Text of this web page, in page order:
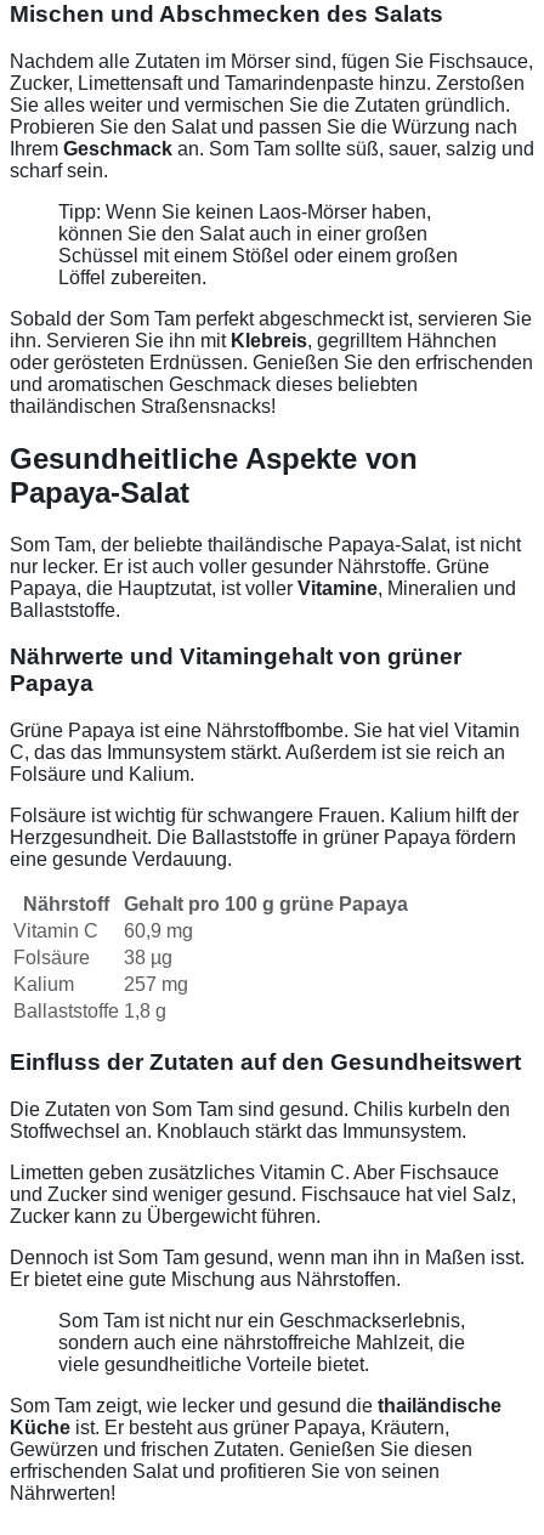
Mischen und Abschmecken des Salats
Nachdem alle Zutaten im Mörser sind, fügen Sie Fischsauce,
Zucker, Limettensaft und Tamarindenpaste hinzu. Zerstoßen
Sie alles weiter und vermischen Sie die Zutaten gründlich.
Probieren Sie den Salat und passen Sie die Würzung nach
Ihrem Geschmack an. Som Tam sollte süß, sauer, salzig und
scharf sein.
Tipp: Wenn Sie keinen Laos-Mörser haben,
können Sie den Salat auch in einer großen
Schüssel mit einem Stößel oder einem großen
Löffel zubereiten.
Sobald der Som Tam perfekt abgeschmeckt ist, servieren Sie
ihn. Servieren Sie ihn mit Klebreis, gegrilltem Hähnchen
oder gerösteten Erdnüssen. Genießen Sie den erfrischenden
und aromatischen Geschmack dieses beliebten
thailändischen Straßensnacks!
Gesundheitliche Aspekte von
Papaya-Salat
Som Tam, der beliebte thailändische Papaya-Salat, ist nicht
nur lecker. Er ist auch voller gesunder Nährstoffe. Grüne
Papaya, die Hauptzutat, ist voller Vitamine, Mineralien und
Ballaststoffe.
Nährwerte und Vitamingehalt von grüner
Papaya
Grüne Papaya ist eine Nährstoffbombe. Sie hat viel Vitamin
C, das das Immunsystem stärkt. Außerdem ist sie reich an
Folsäure und Kalium.
Folsäure ist wichtig für schwangere Frauen. Kalium hilft der
Herzgesundheit. Die Ballaststoffe in grüner Papaya fördern
eine gesunde Verdauung.
Nährstoff
Gehalt pro 100 g grüne Papaya
Vitamin C
60,9 mg
Folsäure
38 µg
Kalium
257 mg
Ballaststoffe 1,8 g
Einfluss der Zutaten auf den Gesundheitswert
Die Zutaten von Som Tam sind gesund. Chilis kurbeln den
Stoffwechsel an. Knoblauch stärkt das Immunsystem.
Limetten geben zusätzliches Vitamin C. Aber Fischsauce
und Zucker sind weniger gesund. Fischsauce hat viel Salz,
Zucker kann zu Übergewicht führen.
Dennoch ist Som Tam gesund, wenn man ihn in Maßen isst.
Er bietet eine gute Mischung aus Nährstoffen.
Som Tam ist nicht nur ein Geschmackserlebnis,
sondern auch eine nährstoffreiche Mahlzeit, die
viele gesundheitliche Vorteile bietet.
Som Tam zeigt, wie lecker und gesund die thailändische
Küche ist. Er besteht aus grüner Papaya, Kräutern,
Gewürzen und frischen Zutaten. Genießen Sie diesen
erfrischenden Salat und profitieren Sie von seinen
Nährwerten!